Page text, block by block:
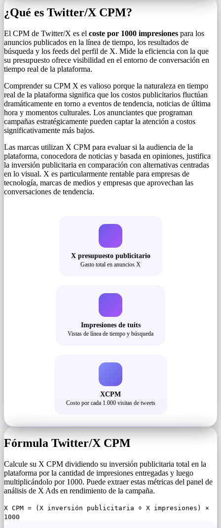
Número de impresiones
¿Qué es Twitter/X CPM?
El CPM de Twitter/X es el coste por 1000 impresiones para los
anuncios publicados en la línea de tiempo, los resultados de
búsqueda y los feeds del perfil de X. Mide la eficiencia con la que
su presupuesto ofrece visibilidad en el entorno de conversación en
tiempo real de la plataforma.
Comprender su CPM X es valioso porque la naturaleza en tiempo
real de la plataforma significa que los costos publicitarios fluctúan
dramáticamente en torno a eventos de tendencia, noticias de última
hora y momentos culturales. Los anunciantes que programan
campañas estratégicamente pueden captar la atención a costos
significativamente más bajos.
Las marcas utilizan X CPM para evaluar si la audiencia de la
plataforma, conocedora de noticias y basada en opiniones, justifica
la inversión publicitaria en comparación con alternativas centradas
en lo visual. X es particularmente rentable para empresas de
tecnología, marcas de medios y empresas que aprovechan las
conversaciones de tendencia.
X presupuesto publicitario
Gasto total en anuncios X
Impresiones de tuits
Vistas de línea de tiempo y búsqueda
XCPM
Costo por cada 1.000 visitas de tweets
Fórmula Twitter/X CPM
Calcule su X CPM dividiendo su inversión publicitaria total en la
plataforma por la cantidad de impresiones entregadas y luego
multiplicándolo por 1000. Puede extraer estas métricas del panel de
análisis de X Ads en rendimiento de la campaña.
X CPM = (X inversión publicitaria ÷ X impresiones) ×
1000